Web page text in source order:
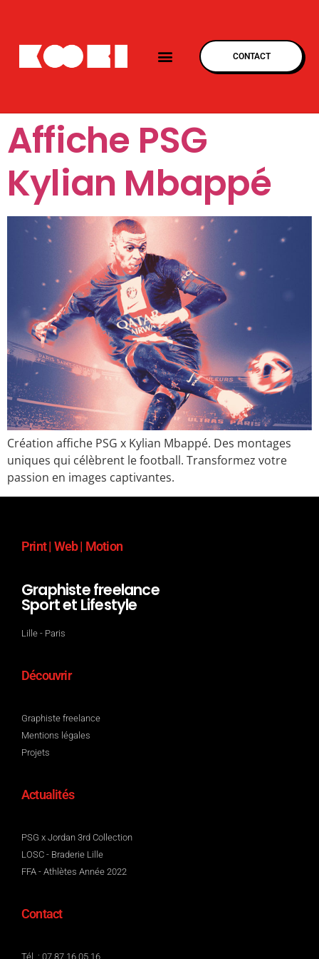
CONTACT
Affiche PSG
Kylian Mbappé
Création affiche PSG x Kylian Mbappé. Des montages
uniques qui célèbrent le football. Transformez votre
passion en images captivantes.
Print | Web | Motion
Graphiste freelance
Sport et Lifestyle
Lille - Paris
Découvrir
Graphiste freelance
Mentions légales
Projets
Actualités
PSG x Jordan 3rd Collection
LOSC - Braderie Lille
FFA - Athlètes Année 2022
Contact
Tél. : 07 87 16 05 16